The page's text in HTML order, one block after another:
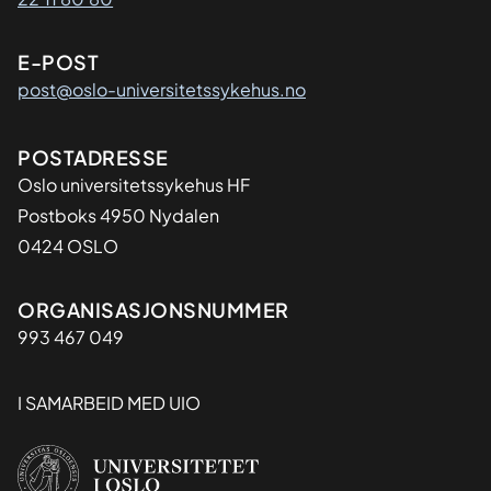
E-POST
post@oslo-universitetssykehus.no
Adresse
POSTADRESSE
Oslo universitetssykehus HF
Postboks 4950 Nydalen
0424 OSLO
Organisasjon
ORGANISASJONSNUMMER
993 467 049
I SAMARBEID MED UIO